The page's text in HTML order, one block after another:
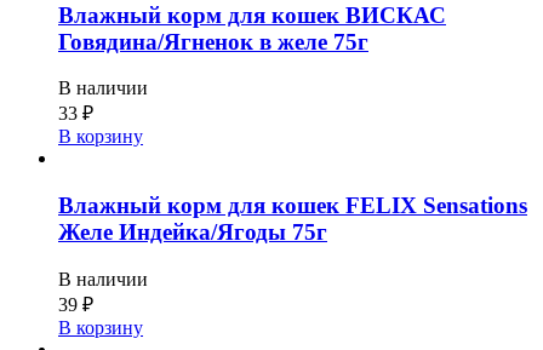
Влажный корм для кошек ВИСКАС
Говядина/Ягненок в желе 75г
В наличии
33 ₽
В корзину
Влажный корм для кошек FELIX Sensations
Желе Индейка/Ягоды 75г
В наличии
39 ₽
В корзину